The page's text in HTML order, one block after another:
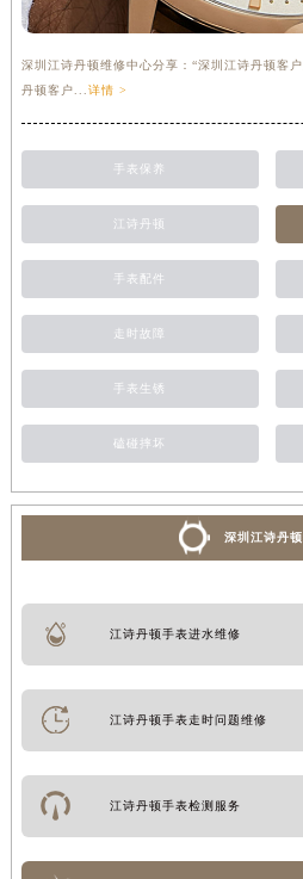
深圳江诗丹顿维修中心分享：“深圳江诗丹顿客
丹顿客户... 详情 >
手表保养
江诗丹顿
手表配件
走时故障
手表生锈
磕碰摔坏
深圳江诗丹
江诗丹顿手表进水维修
江诗丹顿手表走时问题维修
江诗丹顿手表检测服务